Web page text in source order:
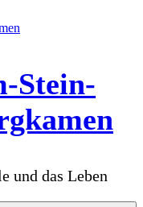
Stein-
und das Leben